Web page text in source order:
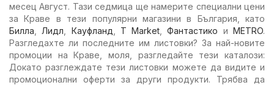
месец Август. Тази седмица ще намерите специални цени
за Краве в тези популярни магазини в България, като
Билла
Лидл Кауфланд T Market ,Фантастико иMETRO.
Разгледахте ли последните им листовки? За най-новите
промоции на Краве, моля, разгледайте тези каталози:
Докато разглеждате тези листовки можете да видите и
промоционални оферти за други продукти. Трябва да